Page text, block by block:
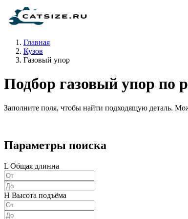
Главная
Кузов
Газовый упор
Подбор газовый упор по
Заполните поля, чтобы найти подходящую деталь.
Параметры поиска
L Общая длинна
H Высота подъёма